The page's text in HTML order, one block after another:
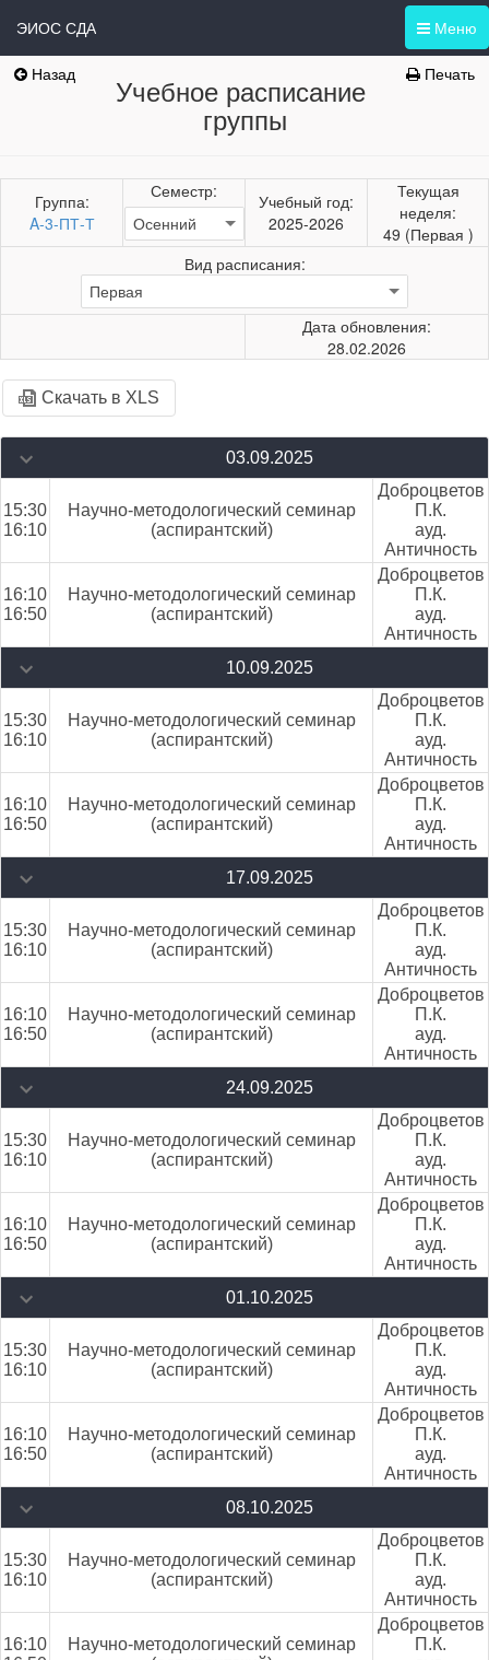
Меню
ЭИОС СДА
Назад Печать
Учебное расписание
группы
Группа:
A-3-ПТ-Т
Семестр:
Учебный год:
2025-2026
Текущая
неделя:
49 (Первая )
Вид расписания:
Дата обновления:
28.02.2026
Скачать в XLS
03.09.2025
15:30
16:10
Научно-методологический семинар
(аспирантский)
Доброцветов
П.К.
ауд.
Античность
16:10
16:50
Научно-методологический семинар
(аспирантский)
Доброцветов
П.К.
ауд.
Античность
10.09.2025
15:30
16:10
Научно-методологический семинар
(аспирантский)
Доброцветов
П.К.
ауд.
Античность
16:10
16:50
Научно-методологический семинар
(аспирантский)
Доброцветов
П.К.
ауд.
Античность
17.09.2025
15:30
16:10
Научно-методологический семинар
(аспирантский)
Доброцветов
П.К.
ауд.
Античность
16:10
16:50
Научно-методологический семинар
(аспирантский)
Доброцветов
П.К.
ауд.
Античность
24.09.2025
15:30
16:10
Научно-методологический семинар
(аспирантский)
Доброцветов
П.К.
ауд.
Античность
16:10
16:50
Научно-методологический семинар
(аспирантский)
Доброцветов
П.К.
ауд.
Античность
01.10.2025
15:30
16:10
Научно-методологический семинар
(аспирантский)
Доброцветов
П.К.
ауд.
Античность
16:10
16:50
Научно-методологический семинар
(аспирантский)
Доброцветов
П.К.
ауд.
Античность
08.10.2025
15:30
16:10
Научно-методологический семинар
(аспирантский)
Доброцветов
П.К.
ауд.
Античность
16:10
Научно-методологический семинар
Доброцветов
П.К.